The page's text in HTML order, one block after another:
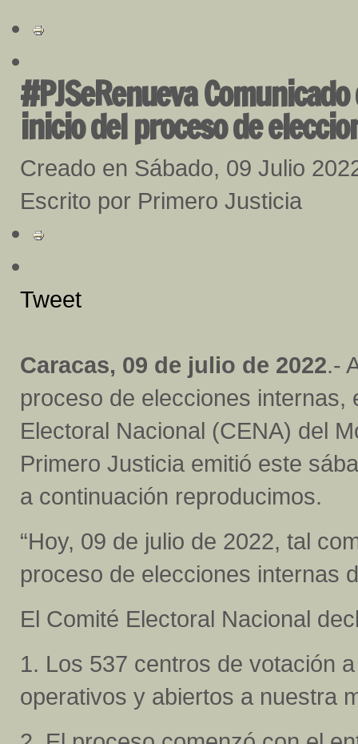
#PJSeRenueva
inicio del proceso de
Creado en Sábado, 09 Julio
Escrito por Primero Justicia
Tweet
Caracas, 09 de julio de 2022.-
proceso de elecciones internas,
Electoral Nacional (CENA) del
Primero Justicia emitió este
a continuación reproducimos.
“Hoy, 09 de julio de 2022, tal
proceso de elecciones internas
El Comité Electoral Nacional
1. Los 537 centros de votación
operativos y abiertos a nuestra